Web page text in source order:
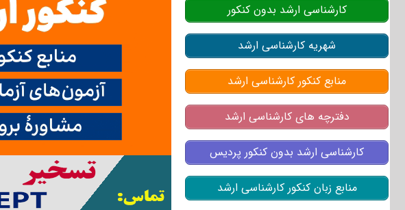
کارشناسی ارشد بدون کنکور
شهریه کارشناسی ارشد
منابع کنکور کارشناسی ارشد
دفترچه های کارشناسی ارشد
کارشناسی ارشد بدون کنکور پردیس
منابع زبان کنکور کارشناسی ارشد